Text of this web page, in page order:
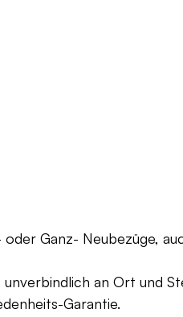
oder Ganz- Neubezüge,
an Ort und
Garantie.